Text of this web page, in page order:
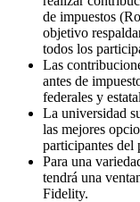
de impuestos
objetivo
todos los
Las
antes de
federales y
La universidad
las mejores
participantes del
Para una
tendrá una
Fidelity.